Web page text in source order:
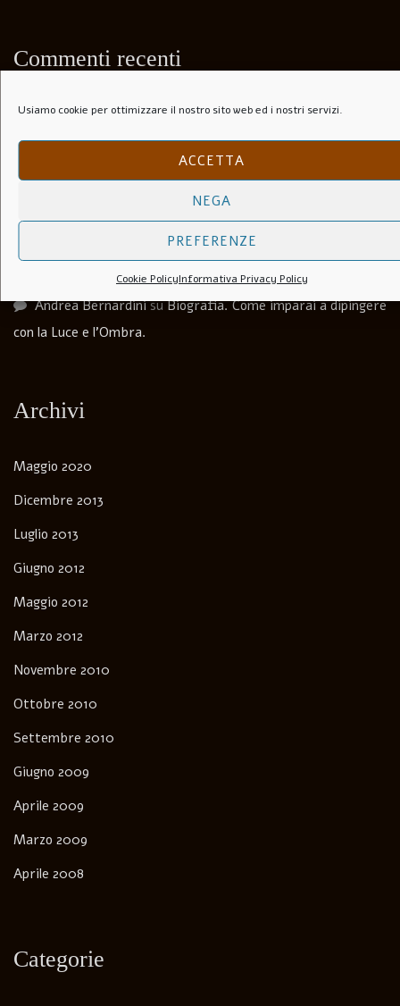
Usiamo cookie per ottimizzare il nostro sito web ed i nostri servizi.
ACCETTA
NEGA
PREFERENZE
Cookie PolicyInformativa Privacy Policy
Commenti recenti
Paolo SperanzasuIl Folle Di Marechiaro (1944)
Soli Per Le Strade (1953)
I Lupi Attaccano in Branco (Il Vespaio) –
The hornets’ nest – 1969
Luca MarterasuAnchise Brizzi
Andrea BernardinisuBiografia. Come imparai a dipingere
con la Luce e l’Ombra.
Archivi
Maggio 2020
Dicembre 2013
Luglio 2013
Giugno 2012
Maggio 2012
Marzo 2012
Novembre 2010
Ottobre 2010
Settembre 2010
Giugno 2009
Aprile 2009
Marzo 2009
Aprile 2008
Categorie